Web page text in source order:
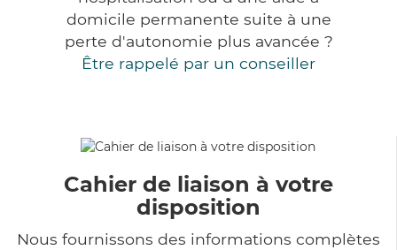
domicile permanente suite à une
perte d'autonomie plus avancée ?
Être rappelé par un conseiller
Cahier de liaison à votre
disposition
Nous fournissons des informations complètes